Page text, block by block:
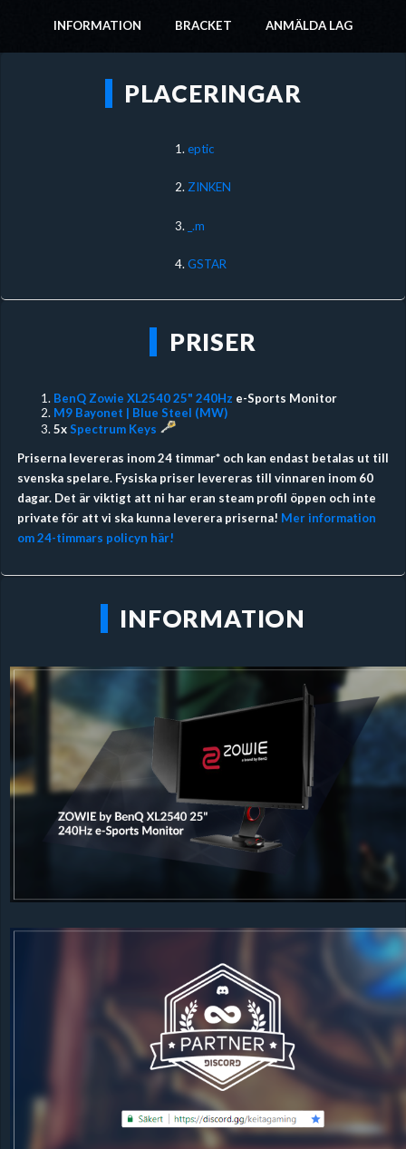
INFORMATION BRACKET ANMÄLDA LAG
PLACERINGAR
1. eptic
2.ZINKEN
3. _.m
4.GSTAR
PRISER
BenQ Zowie XL2540 25" 240Hz e-Sports Monitor
M9 Bayonet | Blue Steel (MW)
5xSpectrum Keys
Priserna levereras inom 24 timmar* och kan endast betalas ut till
svenska spelare. Fysiska priser levereras till vinnaren inom 60
dagar. Det är viktigt att ni har eran steam profil öppen och inte
private för att vi ska kunna leverera priserna! Mer information
om 24-timmars policyn här!
INFORMATION